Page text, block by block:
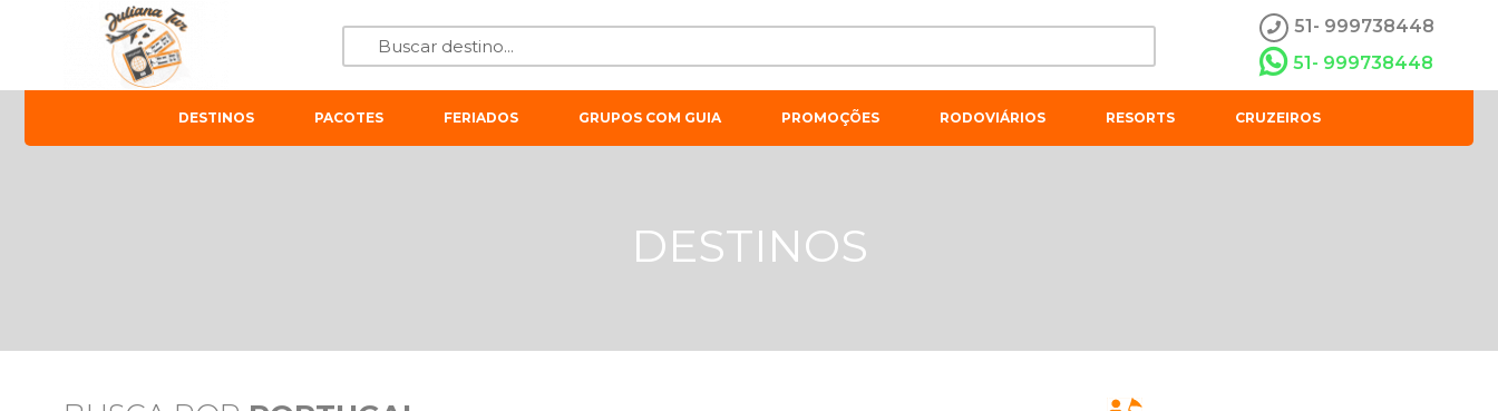
51- 999738448
51- 999738448
DESTINOS PACOTES FERIADOS GRUPOS COM GUIA PROMOÇÕES RODOVIÁRIOS RESORTS CRUZEIROS
DESTINOS